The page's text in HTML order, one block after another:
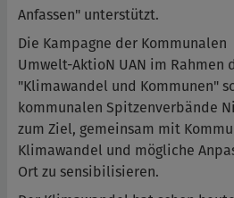
Anfassen" unterstützt.
Die Kampagne der Kommunalen
Umwelt-AktioN UAN im Rahmen
"Klimawandel und Kommunen"
kommunalen Spitzenverbände
zum Ziel, gemeinsam mit
Klimawandel und mögliche
Ort zu sensibilisieren.